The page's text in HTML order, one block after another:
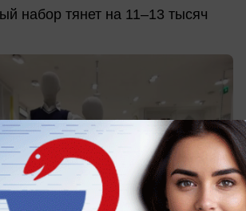
набор тянет на 11–13 тысяч